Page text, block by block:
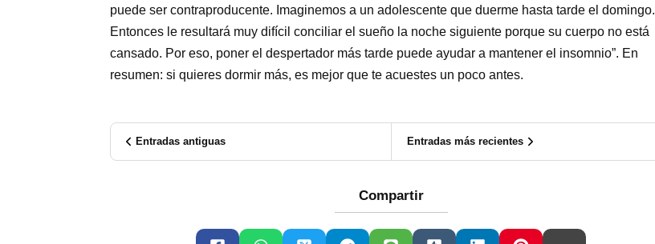
puede ser contraproducente. Imaginemos a un adolescente que duerme hasta tarde el domingo.
Entonces le resultará muy difícil conciliar el sueño la noche siguiente porque su cuerpo no está
cansado. Por eso, poner el despertador más tarde puede ayudar a mantener el insomnio”. En
resumen: si quieres dormir más, es mejor que te acuestes un poco antes.
Entradas antiguas Entradas más recientes
Compartir